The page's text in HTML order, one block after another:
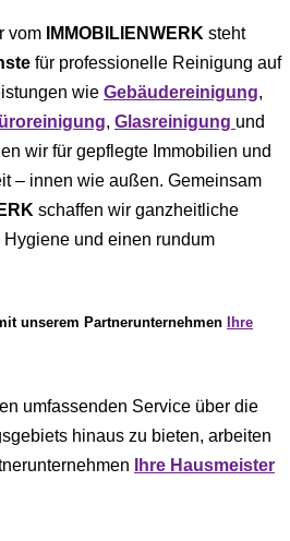
vom IMMOBILIENWERK steht
für professionelle Reinigung auf
wie Gebäudereinigung,
, Glasreinigung und
wir für gepflegte Immobilien und
– innen wie außen. Gemeinsam
schaffen wir ganzheitliche
Hygiene und einen rundum
unserem Partnerunternehmen
Ihre
umfassenden Service über die
hinaus zu bieten, arbeiten
Ihre Hausmeister